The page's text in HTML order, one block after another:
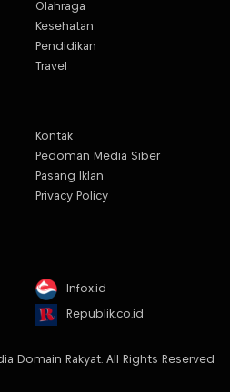
Olahraga
Kesehatan
Pendidikan
Travel
Kontak
Pedoman Media Siber
Pasang Iklan
Privacy Policy
Infox.id
Republik.co.id
Domain Rakyat. All Rights Reserved